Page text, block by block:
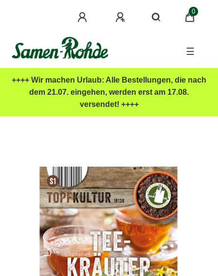
0
☰
++++ Wir machen Urlaub: Alle Bestellungen, die nach
dem 21.07. eingehen, werden erst am 17.08.
versendet! ++++